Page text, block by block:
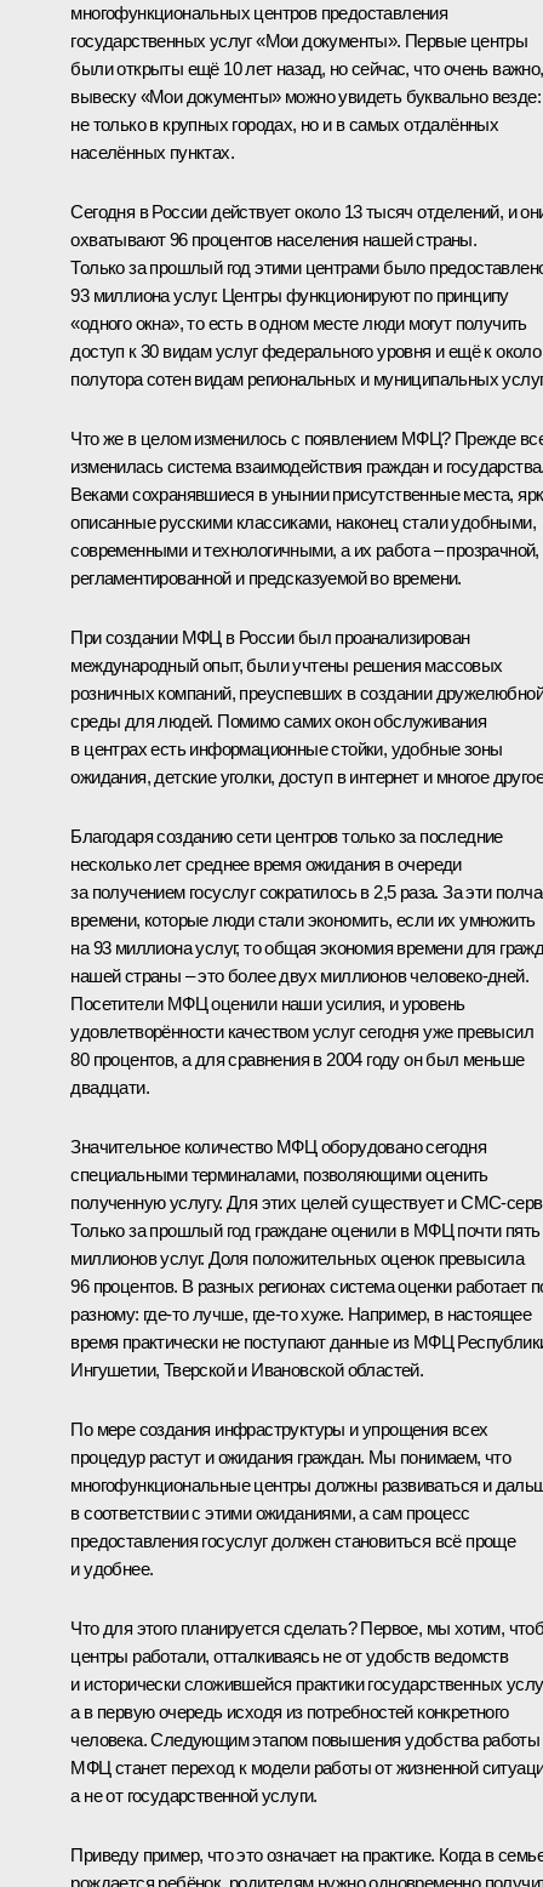
многофункциональных центров предоставления
государственных услуг «Мои документы». Первые центры
были открыты ещё 10 лет назад, но сейчас, что очень важно,
вывеску «Мои документы» можно увидеть буквально везде:
не только в крупных городах, но и в самых отдалённых
населённых пунктах.
Сегодня в России действует около 13 тысяч отделений, и
охватывают 96 процентов населения нашей страны.
Только за прошлый год этими центрами было
93 миллиона услуг. Центры функционируют по принципу
«одного окна», то есть в одном месте люди могут получить
доступ к 30 видам услуг федерального уровня и ещё к около
полутора сотен видам региональных и муниципальных
Что же в целом изменилось с появлением МФЦ? Прежде
изменилась система взаимодействия граждан и
Веками сохранявшиеся в унынии присутственные места,
описанные русскими классиками, наконец стали удобными,
современными и технологичными, а их работа – прозрачной,
регламентированной и предсказуемой во времени.
При создании МФЦ в России был проанализирован
международный опыт, были учтены решения массовых
розничных компаний, преуспевших в создании дружелюбной
среды для людей. Помимо самих окон обслуживания
в центрах есть информационные стойки, удобные зоны
ожидания, детские уголки, доступ в интернет и многое
Благодаря созданию сети центров только за последние
несколько лет среднее время ожидания в очереди
за получением госуслуг сократилось в 2,5 раза. За эти
времени, которые люди стали экономить, если их умножить
на 93 миллиона услуг, то общая экономия времени для
нашей страны – это более двух миллионов человеко-дней.
Посетители МФЦ оценили наши усилия, и уровень
удовлетворённости качеством услуг сегодня уже превысил
80 процентов, а для сравнения в 2004 году он был меньше
двадцати.
Значительное количество МФЦ оборудовано сегодня
специальными терминалами, позволяющими оценить
полученную услугу. Для этих целей существует и СМС-
Только за прошлый год граждане оценили в МФЦ почти пять
миллионов услуг. Доля положительных оценок превысила
96 процентов. В разных регионах система оценки работает
разному: где-то лучше, где-то хуже. Например, в настоящее
время практически не поступают данные из МФЦ
Ингушетии, Тверской и Ивановской областей.
По мере создания инфраструктуры и упрощения всех
процедур растут и ожидания граждан. Мы понимаем, что
многофункциональные центры должны развиваться и
в соответствии с этими ожиданиями, а сам процесс
предоставления госуслуг должен становиться всё проще
и удобнее.
Что для этого планируется сделать? Первое, мы хотим,
центры работали, отталкиваясь не от удобств ведомств
и исторически сложившейся практики государственных
а в первую очередь исходя из потребностей конкретного
человека. Следующим этапом повышения удобства работы
МФЦ станет переход к модели работы от жизненной
а не от государственной услуги.
Приведу пример, что это означает на практике. Когда в
рождается ребёнок, родителям нужно одновременно